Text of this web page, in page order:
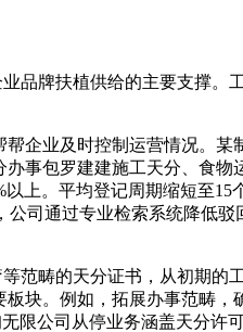
品牌扶植供给的主要支撑。
企业及时控制运营情况。某
事包罗建建施工天分、食物
上。平均登记周期缩短至15
司通过专业检索系统降低驳
畴的天分证书，从初期的
块。例如，拓展办事范畴，
限公司从停业务涵盖天分许